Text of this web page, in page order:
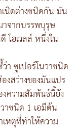
นิดต่างชนิดกัน มัน
จากบรรพบุรุษ
โฮเวลล์ หนึ่งใน
า ซูเปอร์โนวาชนิด
งสว่างของมันแปร
ความสัมพันธ์นี้ยัง
าชนิด 1 เอมีต้น
หตุที่ทำให้ความ